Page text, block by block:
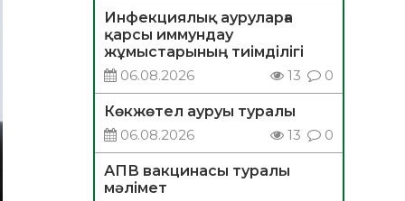
Инфекциялық ауруларға
қарсы иммундау
жұмыстарының тиімділігі
06.08.2026
13 0
Көкжөтел ауруы туралы
06.08.2026
13 0
АПВ вакцинасы туралы
мәлімет